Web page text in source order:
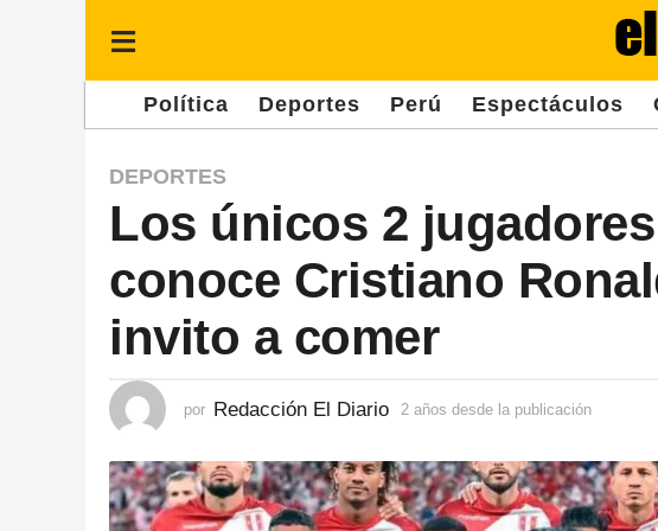
Política Deportes Perú Espectáculos
2
a
ñ
o
s
d
e
s
d
e
DEPORTES
Los únicos 2
conoce Cristiano
invito a comer
por Redacción El Diario 2 años desde la publicación
o
s
d